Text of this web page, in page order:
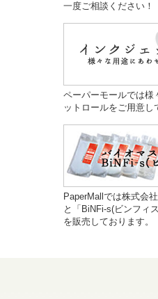
一度ご相談ください！
ペーパーモールでは様
ットロールをご用意し
PaperMallでは株式会
と「BiNFi-s(ビンフィ
を販売しております。